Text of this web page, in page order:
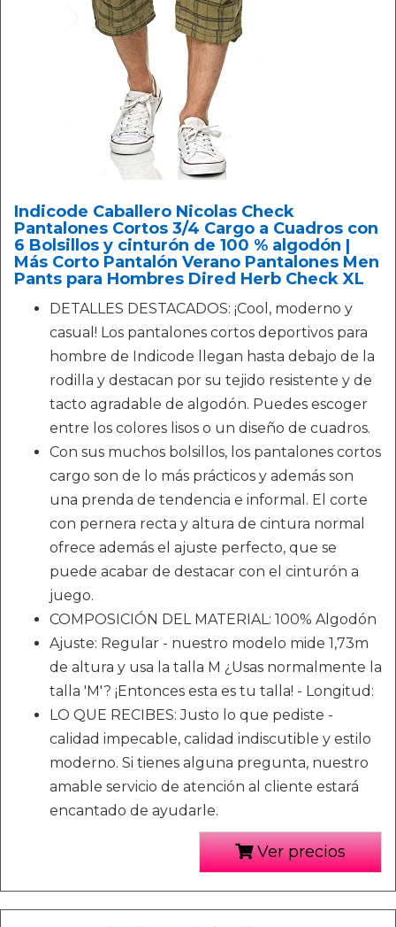
Indicode Caballero Nicolas Check
Pantalones Cortos 3/4 Cargo a Cuadros con
6 Bolsillos y cinturón de 100 % algodón |
Más Corto Pantalón Verano Pantalones Men
Pants para Hombres Dired Herb Check XL
DETALLES DESTACADOS: ¡Cool, moderno y
casual! Los pantalones cortos deportivos para
hombre de Indicode llegan hasta debajo de la
rodilla y destacan por su tejido resistente y de
tacto agradable de algodón. Puedes escoger
entre los colores lisos o un diseño de cuadros.
Con sus muchos bolsillos, los pantalones cortos
cargo son de lo más prácticos y además son
una prenda de tendencia e informal. El corte
con pernera recta y altura de cintura normal
ofrece además el ajuste perfecto, que se
puede acabar de destacar con el cinturón a
juego.
COMPOSICIÓN DEL MATERIAL: 100% Algodón
Ajuste: Regular - nuestro modelo mide 1,73m
de altura y usa la talla M ¿Usas normalmente la
talla 'M'? ¡Entonces esta es tu talla! - Longitud:
LO QUE RECIBES: Justo lo que pediste -
calidad impecable, calidad indiscutible y estilo
moderno. Si tienes alguna pregunta, nuestro
amable servicio de atención al cliente estará
encantado de ayudarle.
Ver precios